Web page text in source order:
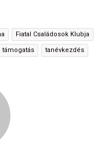
Fiatal Családosok Klubja
támogatás tanévkezdés